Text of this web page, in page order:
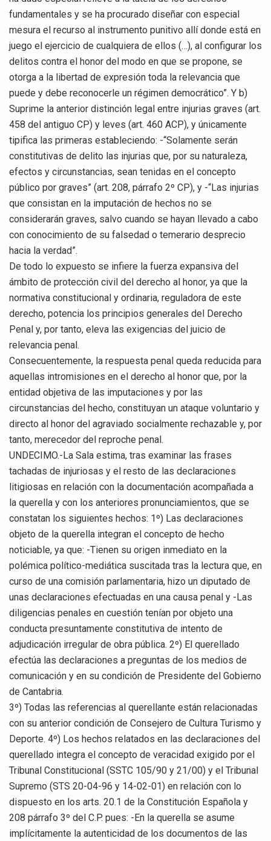
fundamentales y se ha procurado diseñar con especial
mesura el recurso al instrumento punitivo allí donde está en
juego el ejercicio de cualquiera de ellos (…), al configurar los
delitos contra el honor del modo en que se propone, se
otorga a la libertad de expresión toda la relevancia que
puede y debe reconocerle un régimen democrático”. Y b)
Suprime la anterior distinción legal entre injurias graves (art.
458 del antiguo CP) y leves (art. 460 ACP), y únicamente
tipifica las primeras estableciendo: -“Solamente serán
constitutivas de delito las injurias que, por su naturaleza,
efectos y circunstancias, sean tenidas en el concepto
público por graves” (art. 208, párrafo 2º CP), y -“Las injurias
que consistan en la imputación de hechos no se
considerarán graves, salvo cuando se hayan llevado a cabo
con conocimiento de su falsedad o temerario desprecio
hacia la verdad”.
De todo lo expuesto se infiere la fuerza expansiva del
ámbito de protección civil del derecho al honor, ya que la
normativa constitucional y ordinaria, reguladora de este
derecho, potencia los principios generales del Derecho
Penal y, por tanto, eleva las exigencias del juicio de
relevancia penal.
Consecuentemente, la respuesta penal queda reducida para
aquellas intromisiones en el derecho al honor que, por la
entidad objetiva de las imputaciones y por las
circunstancias del hecho, constituyan un ataque voluntario y
directo al honor del agraviado socialmente rechazable y, por
tanto, merecedor del reproche penal.
UNDECIMO.-La Sala estima, tras examinar las frases
tachadas de injuriosas y el resto de las declaraciones
litigiosas en relación con la documentación acompañada a
la querella y con los anteriores pronunciamientos, que se
constatan los siguientes hechos: 1º) Las declaraciones
objeto de la querella integran el concepto de hecho
noticiable, ya que: -Tienen su origen inmediato en la
polémica político-mediática suscitada tras la lectura que, en
curso de una comisión parlamentaria, hizo un diputado de
unas declaraciones efectuadas en una causa penal y -Las
diligencias penales en cuestión tenían por objeto una
conducta presuntamente constitutiva de intento de
adjudicación irregular de obra pública. 2º) El querellado
efectúa las declaraciones a preguntas de los medios de
comunicación y en su condición de Presidente del Gobierno
de Cantabria.
3º) Todas las referencias al querellante están relacionadas
con su anterior condición de Consejero de Cultura Turismo y
Deporte. 4º) Los hechos relatados en las declaraciones del
querellado integra el concepto de veracidad exigido por el
Tribunal Constitucional (SSTC 105/90 y 21/00) y el Tribunal
Supremo (STS 20-04-96 y 14-02-01) en relación con lo
dispuesto en los arts. 20.1 de la Constitución Española y
208 párrafo 3º del C.P. pues: -En la querella se asume
implícitamente la autenticidad de los documentos de las